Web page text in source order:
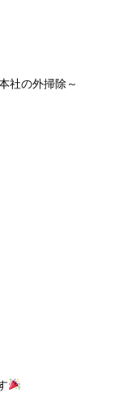
社の外掃除～